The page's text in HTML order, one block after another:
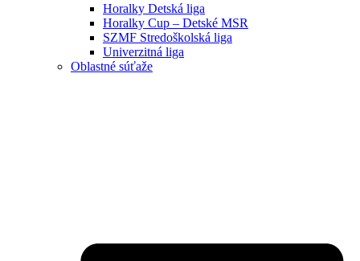
Horalky Detská liga
Horalky Cup – Detské MSR
SZMF Stredoškolská liga
Univerzitná liga
Oblastné súťaže